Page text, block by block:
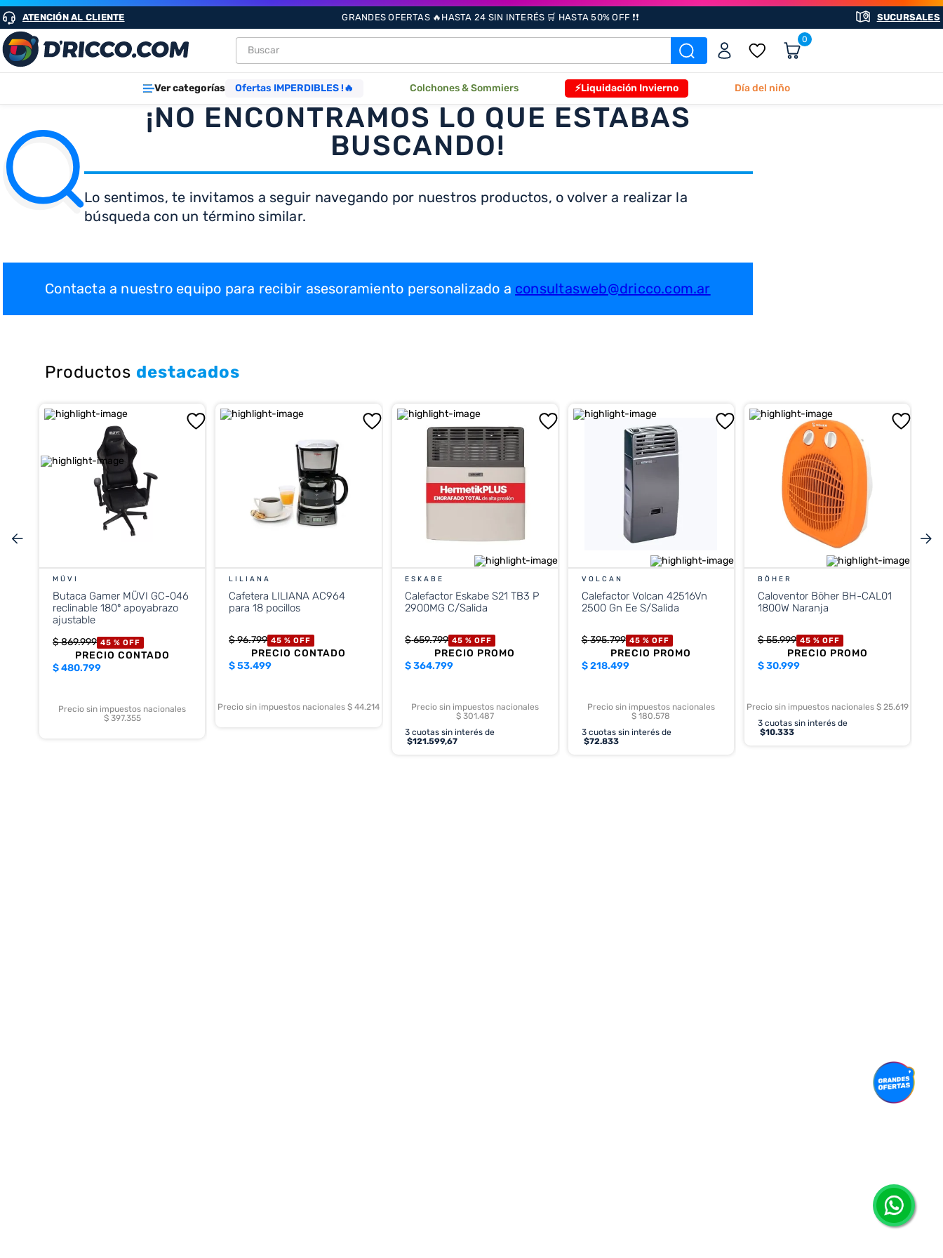
ATENCIÓN AL CLIENTE GRANDES OFERTAS 🔥HASTA 24 SIN INTERÉS 🛒 HASTA 50% OFF ❗❗ SUCURSALES
Buscar 0
Ver categorías Ofertas IMPERDIBLES !🔥 Colchones & Sommiers ⚡Liquidación Invierno Día del niño
¡NO ENCONTRAMOS LO QUE ESTABAS
BUSCANDO!
Lo sentimos, te invitamos a seguir navegando por nuestros productos, o volver a realizar la
búsqueda con un término similar.
Contacta a nuestro equipo para recibir asesoramiento personalizado a consultasweb@dricco.com.ar
Productos destacados
MÜVI
Butaca Gamer MÜVI GC-046
reclinable 180º apoyabrazo
ajustable
$869.999 45 % OFF
PRECIO CONTADO
$480.799
Precio sin impuestos nacionales
$ 397.355
LILIANA
Cafetera LILIANA AC964
para 18 pocillos
$96.799 45 % OFF
PRECIO CONTADO
$53.499
Precio sin impuestos nacionales $ 44.214
ESKABE
Calefactor Eskabe S21 TB3 P
2900MG C/Salida
$659.799 45 % OFF
PRECIO PROMO
$364.799
Precio sin impuestos nacionales
$ 301.487
3 cuotas sin interés de
$121.599,67
VOLCAN
Calefactor Volcan 42516Vn
2500 Gn Ee S/Salida
$395.799 45 % OFF
PRECIO PROMO
$218.499
Precio sin impuestos nacionales
$ 180.578
3cuotas sin interés de
$72.833
BÖHER
Caloventor Böher BH-CAL01
1800W Naranja
$55.999 45 % OFF
PRECIO PROMO
$30.999
Precio sin impuestos nacionales $ 25.619
3cuotas sin interés de
$10.333
TÉRMINOS MÁS BUSCADOS
1. heladeras
2. aires
4. cocinas
5 microondas
6